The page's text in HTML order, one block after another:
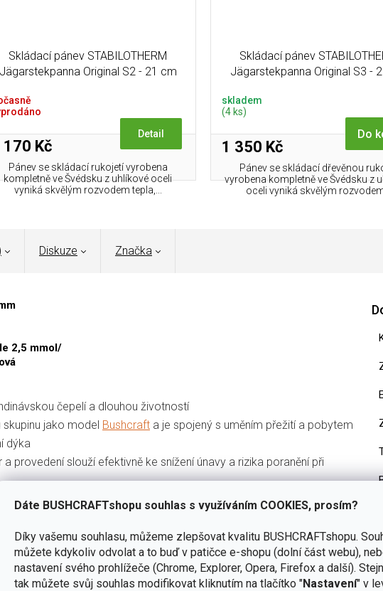
Dáte BUSHCRAFTshopu souhlas s využíváním COOKIES, prosím?
Díky vašemu souhlasu, můžeme zlepšovat kvalitu BUSHCRAFTshopu.
můžete kdykoliv odvolat a to buď v patičce e-shopu (dolní část webu),
nastavení svého prohlížeče (Chrome, Explorer, Opera, Firefox a další).
tak můžete svůj souhlas modifikovat kliknutím na tlačítko "Nastavení" v
Skládací pánev STABILOTHERM
Jägarstekpanna Original S2 - 21 cm
170 Kč
Detail
Pánev se skládací rukojetí vyrobena
kompletně ve Švédsku z uhlíkové oceli
vyniká skvělým rozvodem tepla,...
Skládací pánev
Jägarstekpanna Original S3 -
skladem
(4 ks)
1 350 Kč
Do
Pánev se skládací dřevěnou
vyrobena kompletně ve Švédsku z
oceli vyniká skvělým
Diskuze Značka
2,5 mmol/
čepelí a dlouhou životností
jako model Bushcraft a je spojený s uměním přežití a pobytem
dýka
provedení slouží efektivně ke snížení únavy a rizika poranění při
za studena a kalené na HRC 57-58
plastu černé barvy
proti skluzu
ruky a poranění prstů